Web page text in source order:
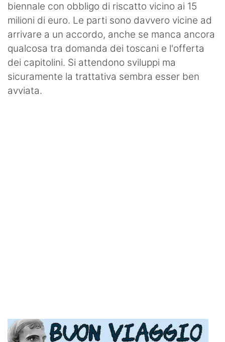
biennale con obbligo di riscatto vicino ai 15
milioni di euro. Le parti sono davvero vicine ad
arrivare a un accordo, anche se manca ancora
qualcosa tra domanda dei toscani e l'offerta
dei capitolini. Si attendono sviluppi ma
sicuramente la trattativa sembra esser ben
avviata.